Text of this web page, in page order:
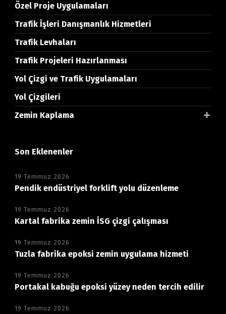
Özel Proje Uygulamaları
Trafik İşleri Danışmanlık Hizmetleri
Trafik Levhaları
Trafik Projeleri Hazırlanması
Yol Çizgi ve Trafik Uygulamaları
Yol Çizgileri
Zemin Kaplama
Son Eklenenler
19 Temmuz 2026
Pendik endüstriyel forklift yolu düzenleme
19 Temmuz 2026
Kartal fabrika zemin İSG çizgi çalışması
19 Temmuz 2026
Tuzla fabrika epoksi zemin uygulama hizmeti
19 Temmuz 2026
Portakal kabuğu epoksi yüzey neden tercih edilir
19 Temmuz 2026